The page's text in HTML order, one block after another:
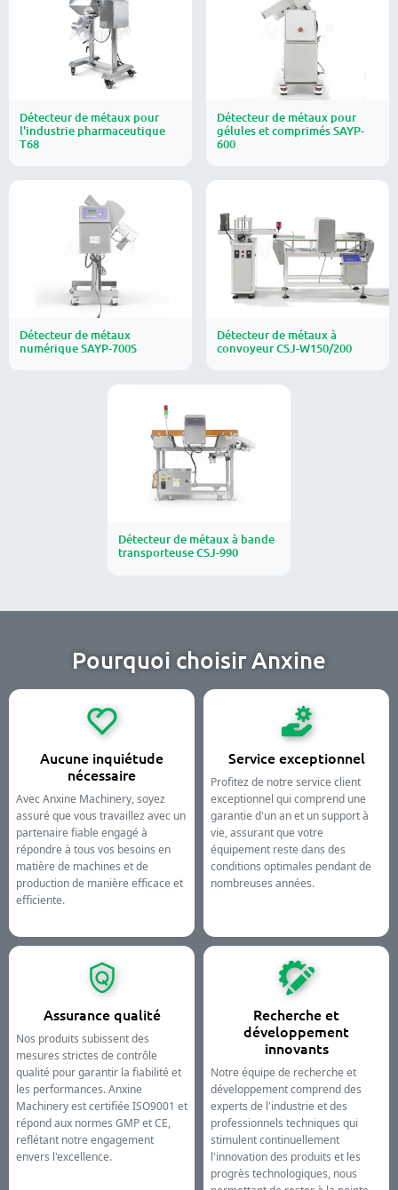
Détecteur de métaux pour
l'industrie pharmaceutique
T68
Détecteur de métaux pour
gélules et comprimés SAYP-
600
Détecteur de métaux
numérique SAYP-700S
Détecteur de métaux à
convoyeur CSJ-W150/200
Détecteur de métaux à bande
transporteuse CSJ-990
Pourquoi choisir Anxine
Aucune inquiétude
nécessaire
Avec Anxine Machinery, soyez
assuré que vous travaillez avec un
partenaire fiable engagé à
répondre à tous vos besoins en
matière de machines et de
production de manière efficace et
efficiente.
Service exceptionnel
Profitez de notre service client
exceptionnel qui comprend une
garantie d'un an et un support à
vie, assurant que votre
équipement reste dans des
conditions optimales pendant de
nombreuses années.
Assurance qualité
Nos produits subissent des
mesures strictes de contrôle
qualité pour garantir la fiabilité et
les performances. Anxine
Machinery est certifiée ISO9001 et
répond aux normes GMP et CE,
reflétant notre engagement
envers l'excellence.
Recherche et
développement
innovants
Notre équipe de recherche et
développement comprend des
experts de l'industrie et des
professionnels techniques qui
stimulent continuellement
l'innovation des produits et les
progrès technologiques, nous